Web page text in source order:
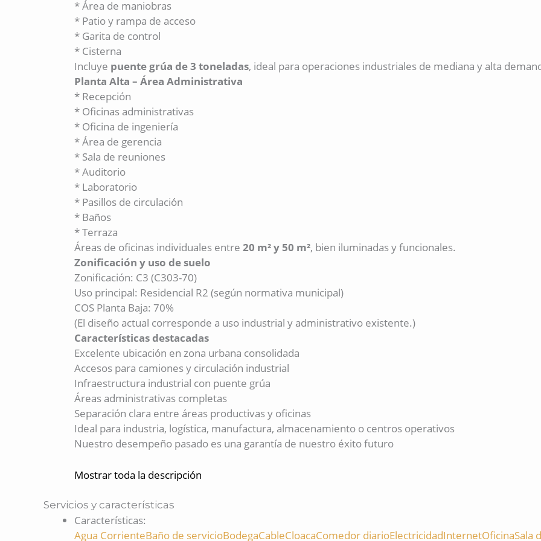
* Área de maniobras
* Patio y rampa de acceso
* Garita de control
* Cisterna
Incluye puente grúa de 3 toneladas, ideal para operaciones industriales de mediana y alta
Planta Alta – Área Administrativa
* Recepción
* Oficinas administrativas
* Oficina de ingeniería
* Área de gerencia
* Sala de reuniones
* Auditorio
* Laboratorio
* Pasillos de circulación
* Baños
* Terraza
Áreas de oficinas individuales entre 20 m² y 50 m², bien iluminadas y funcionales.
Zonificación y uso de suelo
Zonificación: C3 (C303-70)
Uso principal: Residencial R2 (según normativa municipal)
COS Planta Baja: 70%
(El diseño actual corresponde a uso industrial y administrativo existente.)
Características destacadas
Excelente ubicación en zona urbana consolidada
Accesos para camiones y circulación industrial
Infraestructura industrial con puente grúa
Áreas administrativas completas
Separación clara entre áreas productivas y oficinas
Ideal para industria, logística, manufactura, almacenamiento o centros operativos
Nuestro desempeño pasado es una garantía de nuestro éxito futuro
Mostrar toda la descripción
Servicios y características
Características:
Agua CorrienteBaño de servicioBodegaCableCloacaComedor diarioElectricidadInternetOficinaSala